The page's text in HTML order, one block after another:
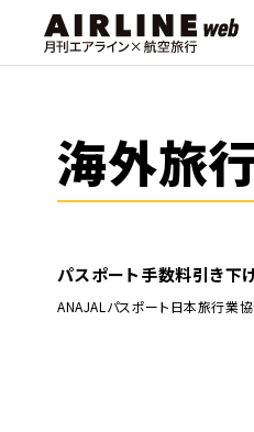
海外旅
パスポート手数料引き下
ANAJAL パスポート日本旅行業